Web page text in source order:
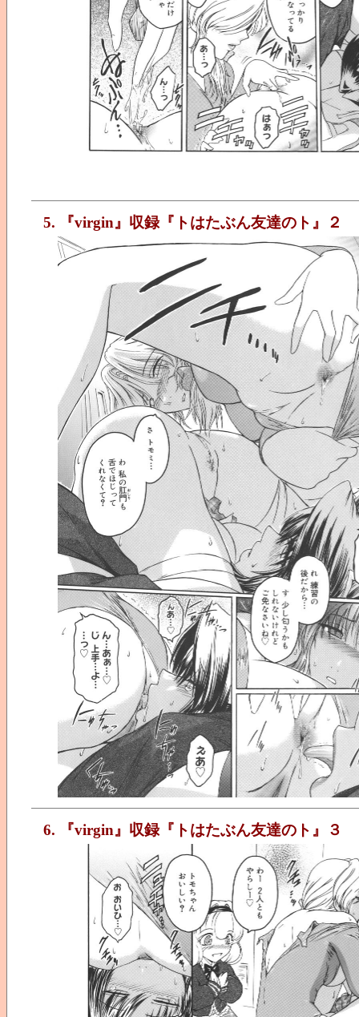
5. 『virgin』収録『トはたぶん友達のト』２
6. 『virgin』収録『トはたぶん友達のト』３